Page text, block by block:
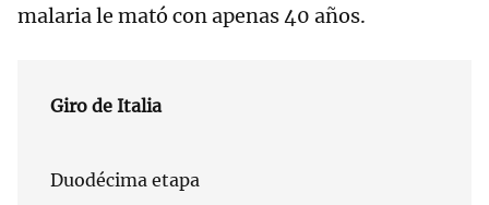
malaria le mató con apenas 40 años.
Giro de Italia
Duodécima etapa